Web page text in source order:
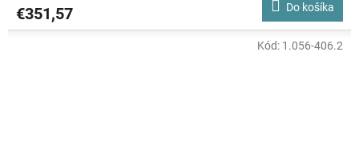
€351,57 Do košíka
Kód: 1.056-406.2